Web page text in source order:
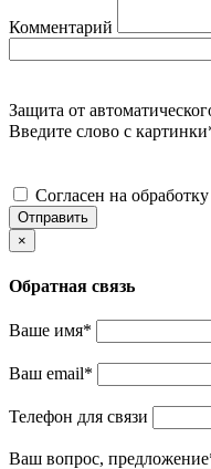
Комментарий
Защита от
Введите слово с картинки
Cогласен на обработку
Отправить
×
Обратная связь
Ваше имя*
Ваш email*
Телефон для связи
Ваш вопрос, предложение